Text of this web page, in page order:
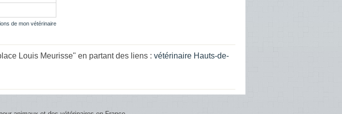
de mon vétérinaire
Louis Meurisse" en partant des liens : vétérinaire Hauts-de-